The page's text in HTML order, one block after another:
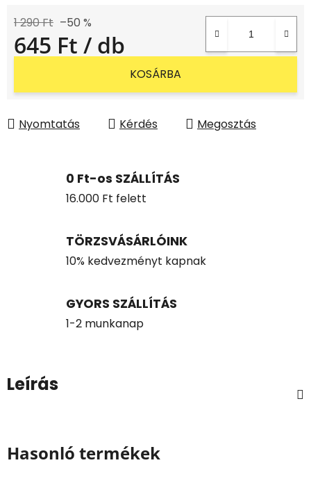
1 290 Ft –50 %
645 Ft / db
KOSÁRBA
Nyomtatás Kérdés Megosztás
0 Ft-os SZÁLLÍTÁS
16.000 Ft felett
TÖRZSVÁSÁRLÓINK
10% kedvezményt kapnak
GYORS SZÁLLÍTÁS
1-2 munkanap
Leírás
Hasonló termékek